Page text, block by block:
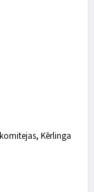
Kērlinga